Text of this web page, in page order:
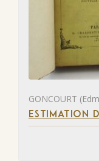
GONCOURT
ESTIMATION